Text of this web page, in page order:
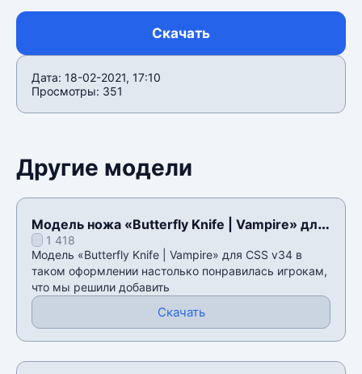
Скачать
Дата: 18-02-2021, 17:10
Просмотры: 351
Другие модели
Модель ножа «Butterfly Knife | Vampire» для
CSS v34
1 418
Модель «Butterfly Knife | Vampire» для CSS v34 в
таком оформлении настолько понравилась игрокам,
что мы решили добавить
Скачать